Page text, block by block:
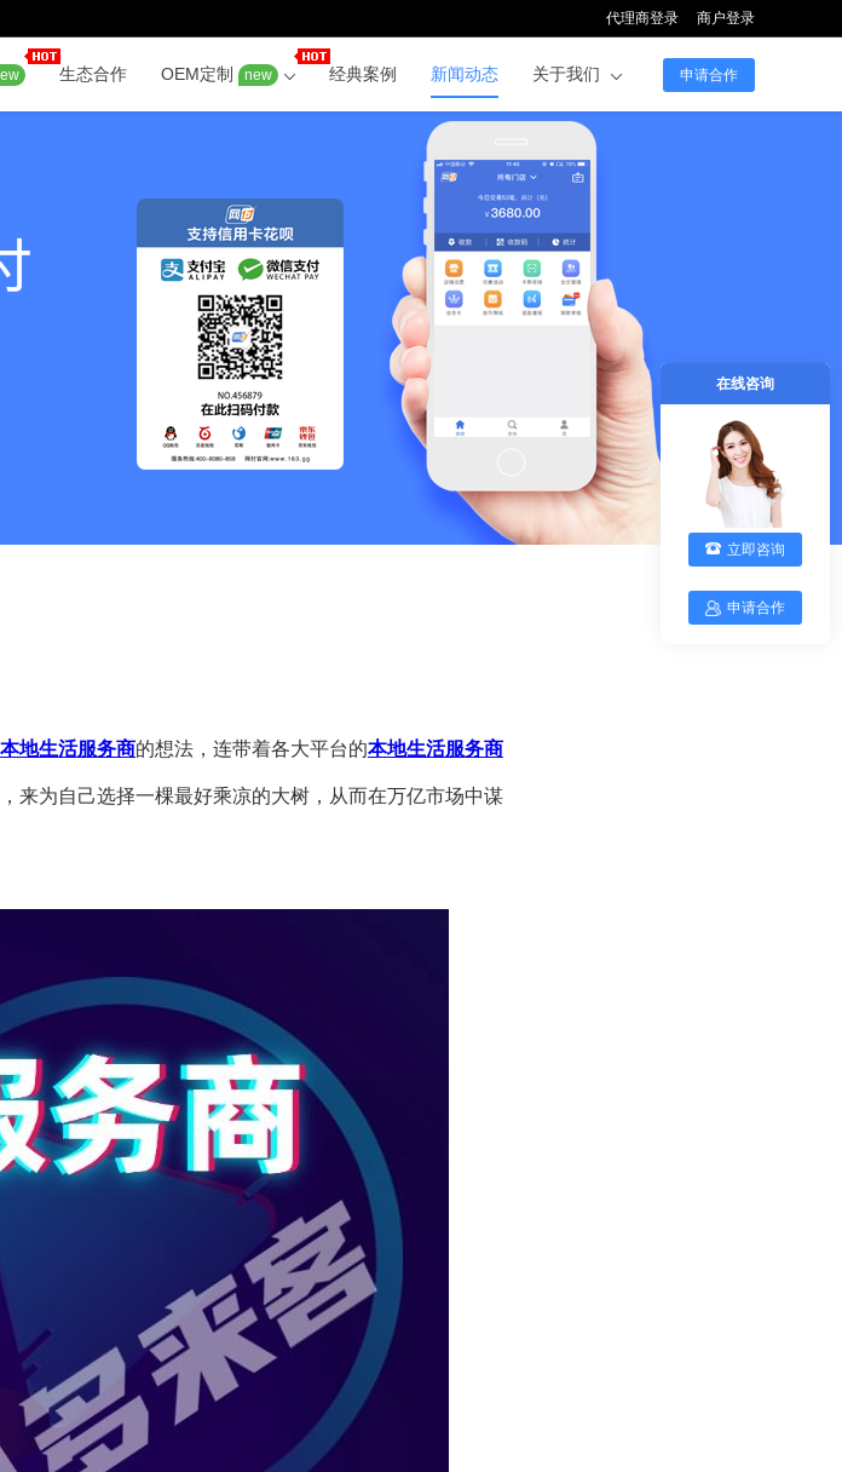
代理商登录 商户登录
生态合作 OEM定制 new 经典案例 新闻动态 关于我们 申请合作
在线咨询
立即咨询
申请合作
本地生活服务商的想法，连带着各大平台的本地生活服务商
，来为自己选择一棵最好乘凉的大树，从而在万亿市场中谋